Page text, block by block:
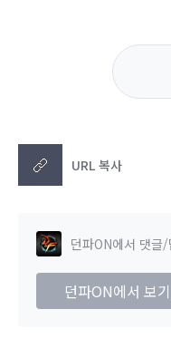
URL 복사
던파ON에서 댓글
던파ON에서 보기